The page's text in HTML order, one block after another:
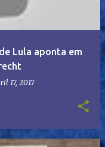
Lula aponta em
17, 2017